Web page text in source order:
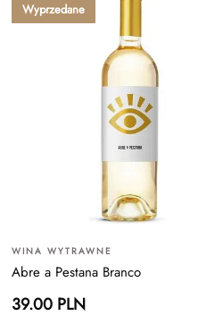
Wyprzedane
WINA WYTRAWNE
Abre a Pestana Branco
39.00 PLN